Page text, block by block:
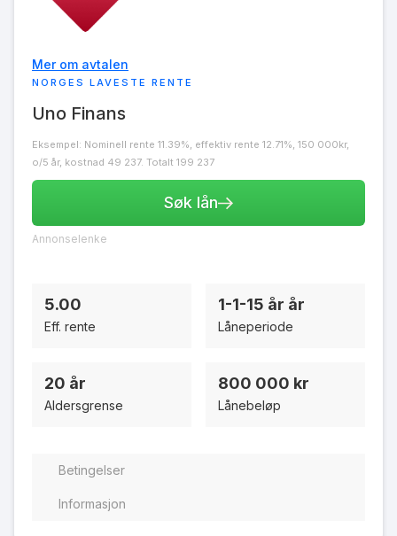
Mer om avtalen
NORGES LAVESTE RENTE
Uno Finans
Eksempel: Nominell rente 11.39%, effektiv rente 12.71%, 150 000kr,
o/5 år, kostnad 49 237. Totalt 199 237
Søk lån
Annonselenke
5.00
Eff. rente
1-1-15 år år
Låneperiode
20 år
Aldersgrense
800 000 kr
Lånebeløp
Betingelser
Informasjon